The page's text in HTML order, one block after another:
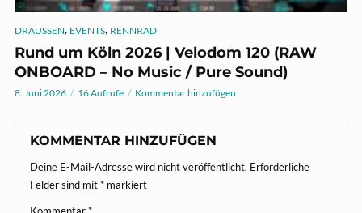
DRAUSSEN, EVENTS, RENNRAD
Rund um Köln 2026 | Velodom 120 (RAW
ONBOARD – No Music / Pure Sound)
8. Juni 2026 16 Aufrufe Kommentar hinzufügen
KOMMENTAR HINZUFÜGEN
Deine E-Mail-Adresse wird nicht veröffentlicht. Erforderliche
Felder sind mit* markiert